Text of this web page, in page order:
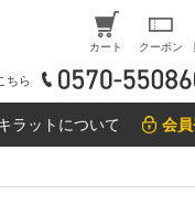
カート クーポン
ちら
ラットについて 会